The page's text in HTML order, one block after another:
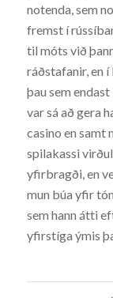
notenda, sem
fremst í
til móts við
ráðstafanir, en
þau sem
var sá að gera
casino en samt
spilakassi
yfirbragði, en
mun búa yfir
sem hann átti
yfirstíga ýmis